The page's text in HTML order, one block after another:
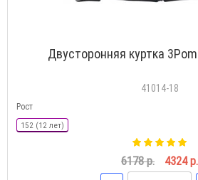
Двусторонняя куртка
41014-18
Рост
152 (12 лет)
6178 р. 4324 р.